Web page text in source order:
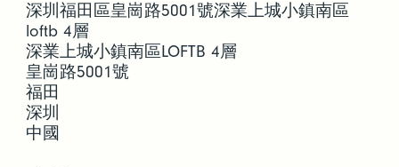
深圳福田區皇崗路5001號深業上城小鎮南區
loftb 4層
深業上城小鎮南區LOFTB 4層
皇崗路5001號
福田
深圳
中國